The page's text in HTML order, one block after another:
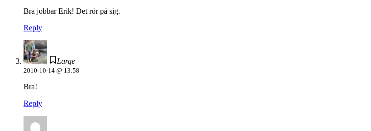
Bra jobbar Erik! Det rör på sig.
Reply
Large
2010-10-14 @ 13:58
Bra!
Reply